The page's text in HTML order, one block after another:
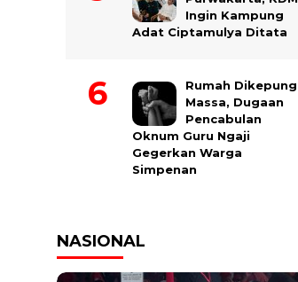
Ingin Kampung
Adat Ciptamulya Ditata
Rumah Dikepung
Massa, Dugaan
Pencabulan
Oknum Guru Ngaji
Gegerkan Warga
Simpenan
NASIONAL